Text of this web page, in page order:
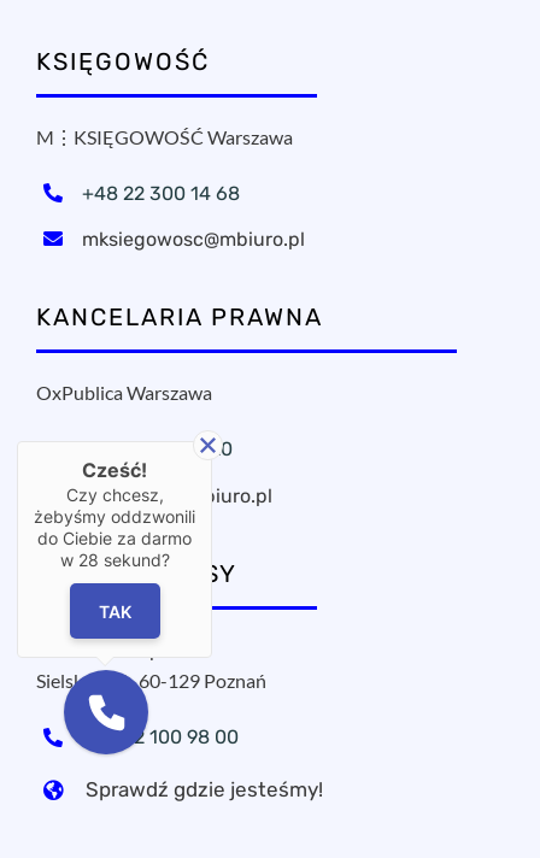
KSIĘGOWOŚĆ
M⋮KSIĘGOWOŚĆ Warszawa
+48 22 300 14 68
mksiegowosc@mbiuro.pl
KANCELARIA PRAWNA
OxPublica Warszawa
+48 22 295 11 20
oxpublica@mbiuro.pl
NASZE ADRESY
Sielska 17A, 60-129 Poznań
+48 22 100 98 00
Sprawdź gdzie jesteśmy!
Cześć!
Czy chcesz,
żebyśmy oddzwonili
do Ciebie za darmo
w 28 sekund?
TAK